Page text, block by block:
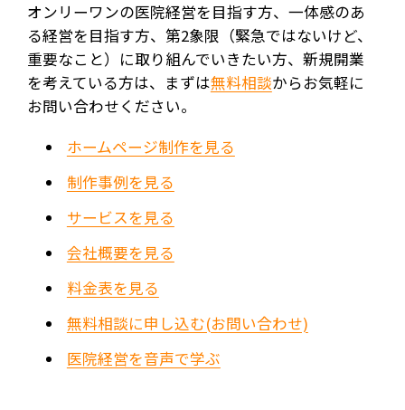
オンリーワンの医院経営を目指す方、一体感のあ
る経営を目指す方、第2象限（緊急ではないけど、
重要なこと）に取り組んでいきたい方、新規開業
を考えている方は、まずは無料相談からお気軽に
お問い合わせください。
ホームページ制作を見る
制作事例を見る
サービスを見る
会社概要を見る
料金表を見る
無料相談に申し込む(お問い合わせ)
医院経営を音声で学ぶ